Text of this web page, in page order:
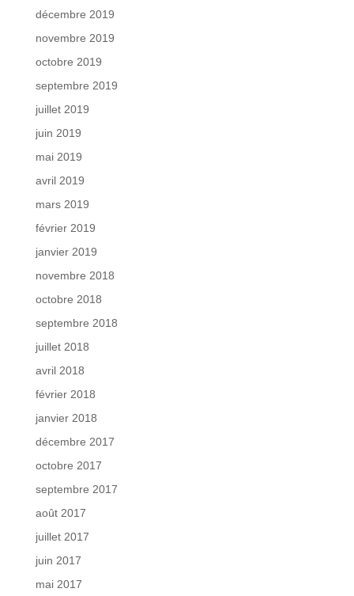
décembre 2019
novembre 2019
octobre 2019
septembre 2019
juillet 2019
juin 2019
mai 2019
avril 2019
mars 2019
février 2019
janvier 2019
novembre 2018
octobre 2018
septembre 2018
juillet 2018
avril 2018
février 2018
janvier 2018
décembre 2017
octobre 2017
septembre 2017
août 2017
juillet 2017
juin 2017
mai 2017